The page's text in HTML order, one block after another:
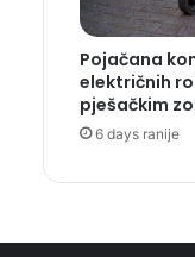
Pojačana
električnih
pješačkim
6 days ranije